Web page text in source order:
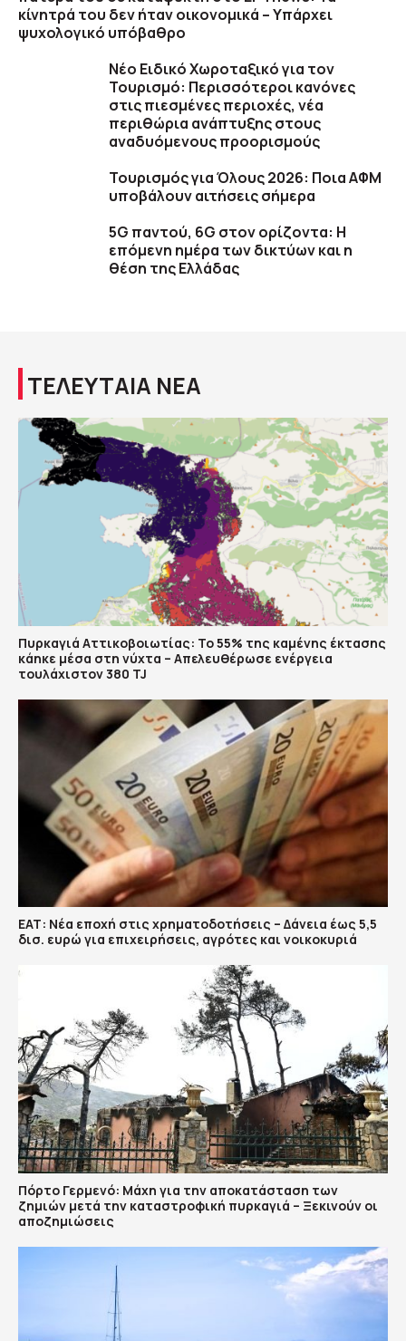
κίνητρά του δεν ήταν οικονομικά – Υπάρχει
ψυχολογικό υπόβαθρο
Νέο Ειδικό Χωροταξικό για τον
Τουρισμό: Περισσότεροι κανόνες
στις πιεσμένες περιοχές, νέα
περιθώρια ανάπτυξης στους
αναδυόμενους προορισμούς
Τουρισμός για Όλους 2026: Ποια ΑΦΜ
υποβάλουν αιτήσεις σήμερα
5G παντού, 6G στον ορίζοντα: Η
επόμενη ημέρα των δικτύων και η
θέση της Ελλάδας
ΤΕΛΕΥΤΑΙΑ ΝΕΑ
Πυρκαγιά Αττικοβοιωτίας: Το 55% της καμένης έκτασης
κάηκε μέσα στη νύχτα – Απελευθέρωσε ενέργεια
τουλάχιστον 380 TJ
ΕΑΤ: Νέα εποχή στις χρηματοδοτήσεις – Δάνεια έως 5,5
δισ. ευρώ για επιχειρήσεις, αγρότες και νοικοκυριά
Πόρτο Γερμενό: Μάχη για την αποκατάσταση των
ζημιών μετά την καταστροφική πυρκαγιά – Ξεκινούν οι
αποζημιώσεις